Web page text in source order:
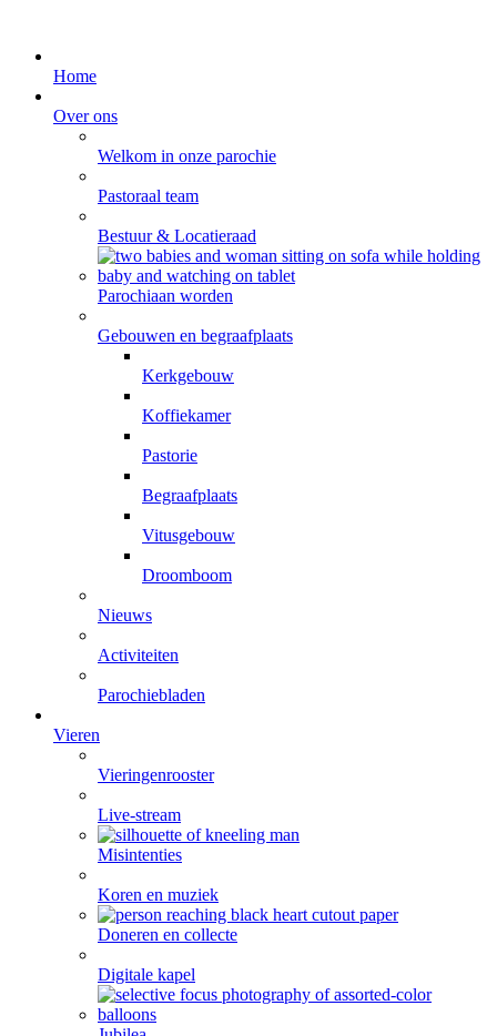
Home
Over ons
Welkom in onze parochie
Pastoraal team
Bestuur & Locatieraad
Parochiaan worden
Gebouwen en begraafplaats
Kerkgebouw
Koffiekamer
Pastorie
Begraafplaats
Vitusgebouw
Droomboom
Nieuws
Activiteiten
Parochiebladen
Vieren
Vieringenrooster
Live-stream
Misintenties
Koren en muziek
Doneren en collecte
Digitale kapel